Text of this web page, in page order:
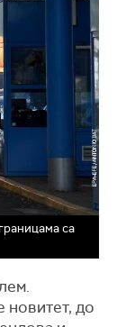
са
новитет, до